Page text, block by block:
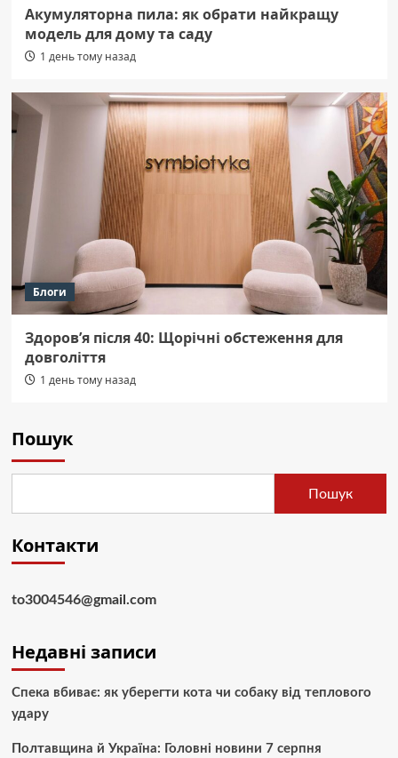
Акумуляторна пила: як обрати найкращу
модель для дому та саду
1 день тому назад
Блоги
Здоров’я після 40: Щорічні обстеження для
довголіття
1 день тому назад
Пошук
Пошук
Контакти
to3004546@gmail.com
Недавні записи
Спека вбиває: як уберегти кота чи собаку від теплового
удару
Полтавщина й Україна: Головні новини 7 серпня